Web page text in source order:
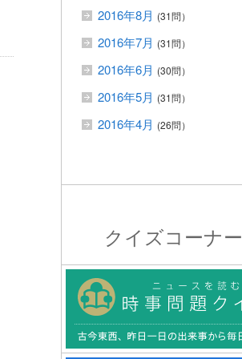
2016年8月 (31問）
2016年7月 (31問）
2016年6月 (30問）
2016年5月 (31問）
2016年4月 (26問）
クイズコーナー